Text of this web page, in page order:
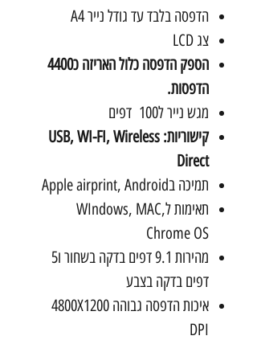
הדפסה בלבד עד גודל נייר A4
צג LCD
הספק הדפסה כלול האריזה כ4400
הדפסות.
מגש נייר ל100 דפים
קישוריות: USB, WI-FI, Wireless
Direct
תמיכה בApple airprint, Android
תאימות לWIndows, MAC,
Chrome OS
מהירות 9.1 דפים בדקה בשחור ו5
דפים בדקה בצבע
איכות הדפסה גבוהה 4800X1200
DPI